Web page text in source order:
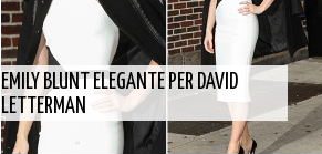
EMILY BLUNT ELEGANTE PER DAVID
LETTERMAN